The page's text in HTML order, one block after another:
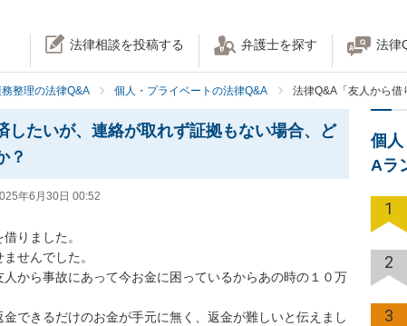
法律相談を投稿する 弁護士を探す 法律
整理の法律Q&A 個人・プライベートの法律Q&A 法律Q&A「友人から
したいが、連絡が取れず証拠もない場合、ど
？
年6月30日 00:52
りました。
せんでした。
から事故にあって今お金に困っているからあの時の１０万
できるだけのお金が手元に無く、返金が難しいと伝えまし
個
Aラ
1
2
3